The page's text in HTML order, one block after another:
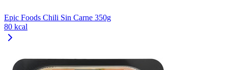
Epic Foods Chili Sin Carne 350g
80 kcal